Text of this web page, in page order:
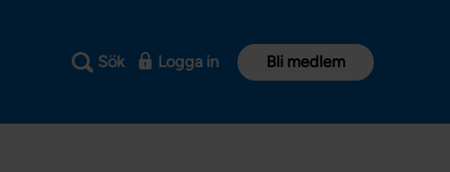
Sök Logga in Bli medlem